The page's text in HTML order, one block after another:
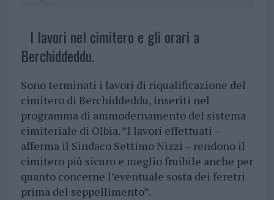
I lavori nel cimitero e gli orari a
Berchiddeddu.
Sono terminati i lavori di riqualificazione del
cimitero di Berchiddeddu, inseriti nel
programma di ammodernamento del sistema
cimiteriale di Olbia. ”I lavori effettuati –
afferma il Sindaco Settimo Nizzi – rendono il
cimitero più sicuro e meglio fruibile anche per
quanto concerne l’eventuale sosta dei feretri
prima del seppellimento”.